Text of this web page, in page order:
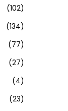
(102)
(134)
(77)
(27)
(4)
(23)